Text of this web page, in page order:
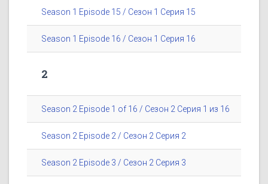
Season 1 Episode 15 / Сезон 1 Серия 15
Season 1 Episode 16 / Сезон 1 Серия 16
2
Season 2 Episode 1 of 16 / Сезон 2 Серия 1 из 16
Season 2 Episode 2 / Сезон 2 Серия 2
Season 2 Episode 3 / Сезон 2 Серия 3